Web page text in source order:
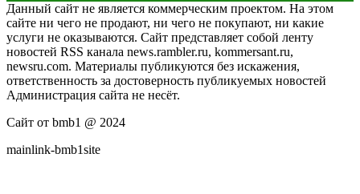
Данный сайт не является коммерческим проектом. На этом
сайте ни чего не продают, ни чего не покупают, ни какие
услуги не оказываются. Сайт представляет собой ленту
новостей RSS канала news.rambler.ru, kommersant.ru,
newsru.com. Материалы публикуются без искажения,
ответственность за достоверность публикуемых новостей
Администрация сайта не несёт.
Сайт от bmb1 @ 2024
mainlink-bmb1site